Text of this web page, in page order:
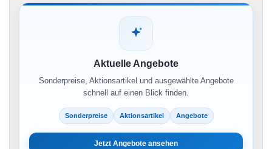
Aktuelle Angebote
Sonderpreise, Aktionsartikel und ausgewählte Angebote
schnell auf einen Blick finden.
Sonderpreise Aktionsartikel Angebote
Jetzt Angebote ansehen